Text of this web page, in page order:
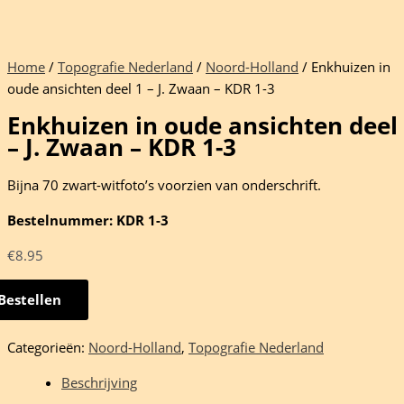
Home / Topografie Nederland / Noord-Holland / Enkhuizen in
oude ansichten deel 1 – J. Zwaan – KDR 1-3
Enkhuizen in oude ansichten deel
– J. Zwaan – KDR 1-3
Bijna 70 zwart-witfoto’s voorzien van onderschrift.
Bestelnummer: KDR 1-3
€8.95
Categorieën: Noord-Holland, Topografie Nederland
Beschrijving